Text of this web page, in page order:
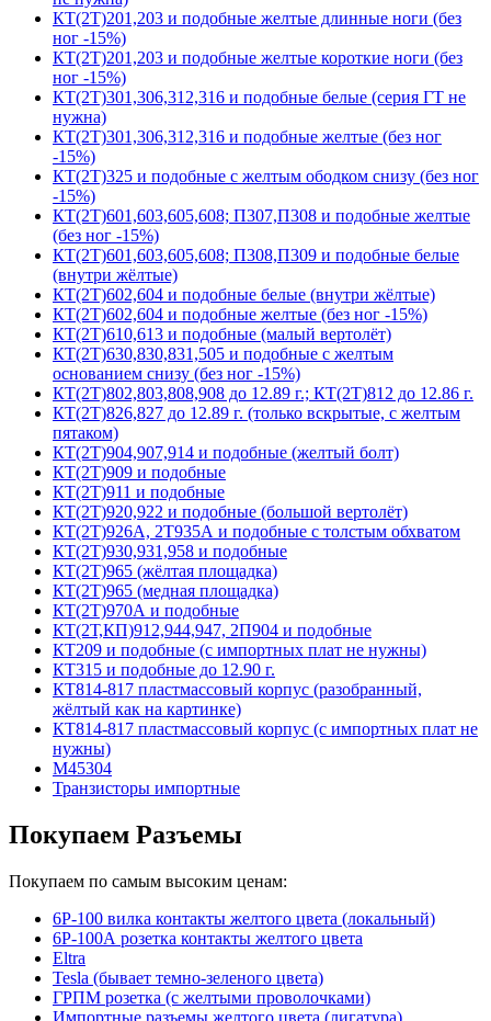
КТ(2Т)201,203 и подобные желтые длинные ноги (без
ног -15%)
КТ(2Т)201,203 и подобные желтые короткие ноги (без
ног -15%)
КТ(2Т)301,306,312,316 и подобные белые (серия ГТ не
нужна)
КТ(2Т)301,306,312,316 и подобные желтые (без ног
-15%)
КТ(2Т)325 и подобные с желтым ободком снизу (без ног
-15%)
КТ(2Т)601,603,605,608; П307,П308 и подобные желтые
(без ног -15%)
КТ(2Т)601,603,605,608; П308,П309 и подобные белые
(внутри жёлтые)
КТ(2Т)602,604 и подобные белые (внутри жёлтые)
КТ(2Т)602,604 и подобные желтые (без ног -15%)
КТ(2Т)610,613 и подобные (малый вертолёт)
КТ(2Т)630,830,831,505 и подобные с желтым
основанием снизу (без ног -15%)
КТ(2Т)802,803,808,908 до 12.89 г.; КТ(2Т)812 до 12.86 г.
КТ(2Т)826,827 до 12.89 г. (только вскрытые, с желтым
пятаком)
КТ(2Т)904,907,914 и подобные (желтый болт)
КТ(2Т)909 и подобные
КТ(2Т)911 и подобные
КТ(2Т)920,922 и подобные (большой вертолёт)
КТ(2Т)926А, 2Т935А и подобные с толстым обхватом
КТ(2Т)930,931,958 и подобные
КТ(2Т)965 (жёлтая площадка)
КТ(2Т)965 (медная площадка)
КТ(2Т)970А и подобные
КТ(2Т,КП)912,944,947, 2П904 и подобные
КТ209 и подобные (с импортных плат не нужны)
КТ315 и подобные до 12.90 г.
КТ814-817 пластмассовый корпус (разобранный,
жёлтый как на картинке)
КТ814-817 пластмассовый корпус (с импортных плат не
нужны)
М45304
Транзисторы импортные
Покупаем Разъемы
Покупаем по самым высоким ценам:
6Р-100 вилка контакты желтого цвета (локальный)
6Р-100А розетка контакты желтого цвета
Eltra
Tesla (бывает темно-зеленого цвета)
ГРПМ розетка (с желтыми проволочками)
Импортные разъемы желтого цвета (лигатура)